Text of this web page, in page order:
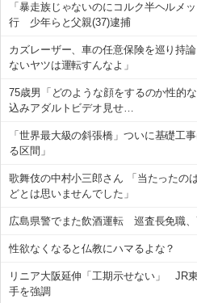
「暴走族じゃないのにコルク半ヘルメ
行 少年らと父親(37)逮捕
カズレーザー、車の任意保険を巡り持
ないヤツは運転すんなよ」
75歳男「どのような顔をするのか性的
込みアダルトビデオ見せ…
「世界最大級の斜張橋」ついに基礎工
る区間」
歌舞伎の中村小三郎さん 「当たったの
どとは思いませんでした」
広島県警でまた飲酒運転 巡査長免職
性欲なくなると仏教にハマるよな？
リニア大阪延伸「工期示せない」 JR
手を強調